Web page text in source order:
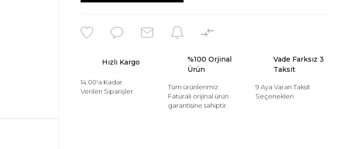
Hızlı Kargo
14:00'a Kadar
Verilen Siparişler
%100 Orjinal
Ürün
Tüm ürünlerimiz
Faturalı orijinal ürün
garantisine sahiptir.
Vade Farksız 3
Taksit
9 Aya Varan Taksit
Seçenekleri